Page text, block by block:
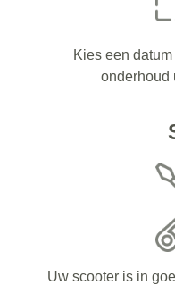
Kies een
onderhoud
Uw scooter is in